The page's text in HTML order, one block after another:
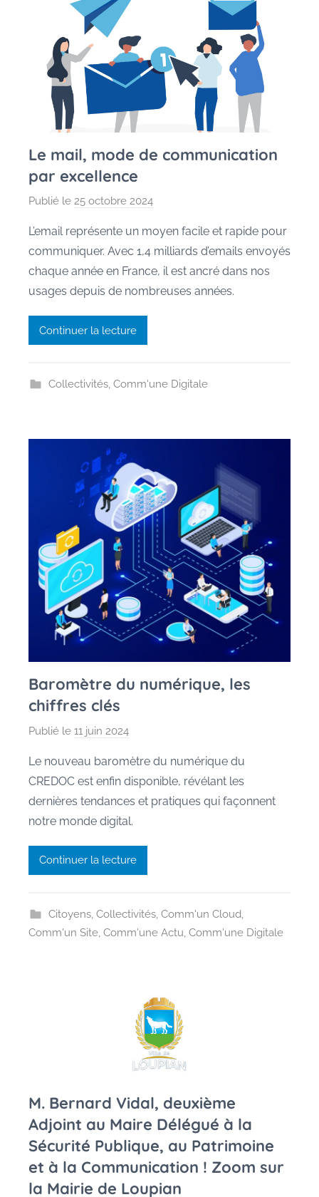
Le mail, mode de communication
par excellence
Publié le 25 octobre 2024
r
M
a
u
L’email représente un moyen facile et rapide pour
communiquer. Avec 1,4 milliards d’emails envoyés
chaque année en France, il est ancré dans nos
usages depuis de nombreuses années.
Continuer la lecture
Collectivités, Comm'une Digitale
Baromètre du numérique, les
chiffres clés
Publié le 11 juin 2024
r
M
a
u
a
n
Le nouveau baromètre du numérique du
CREDOC est enfin disponible, révélant les
dernières tendances et pratiques qui façonnent
notre monde digital.
Continuer la lecture
Citoyens, Collectivités, Comm'un Cloud,
Comm'un Site, Comm'une Actu, Comm'une Digitale
M. Bernard Vidal, deuxième
Adjoint au Maire Délégué à la
Sécurité Publique, au Patrimoine
et à la Communication ! Zoom sur
la Mairie de Loupian